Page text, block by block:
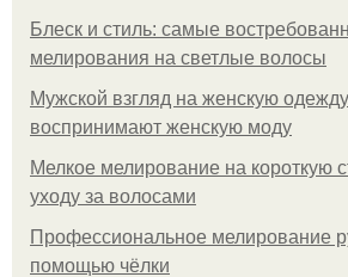
Блеск и стиль: самые
мелирования на светлые волосы
Мужской взгляд на женскую
воспринимают женскую моду
Мелкое мелирование на короткую
уходу за волосами
Профессиональное мелирование
помощью чёлки